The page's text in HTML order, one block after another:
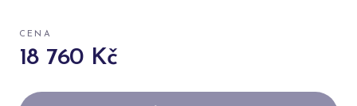
CENA
18 760 Kč